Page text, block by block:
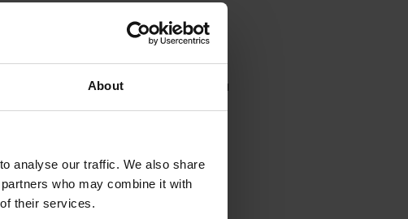
About
analyse our traffic. We also share
who may combine it with
their services.
Rip-Stop, який демонструє високу
Зона ліктів та нижньої частини